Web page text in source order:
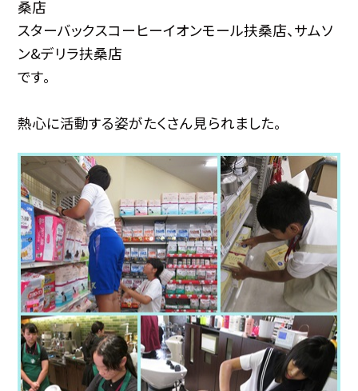
桑店
スターバックスコーヒーイオンモール扶桑店、サムソ
ン&デリラ扶桑店
です。
熱心に活動する姿がたくさん見られました。